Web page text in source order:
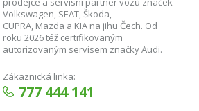
Volkswagen, SEAT, Škoda,
CUPRA, Mazda a KIA na jihu Čech. Od
roku 2026 též certifikovaným
autorizovaným servisem značky Audi.
Zákaznická linka:
777 444 141